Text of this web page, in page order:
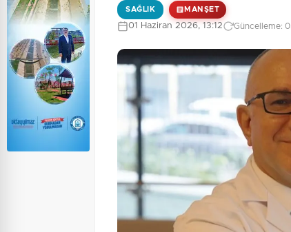
SAĞLIK MANŞET
01 Haziran 2026, 13:12 Güncelleme: